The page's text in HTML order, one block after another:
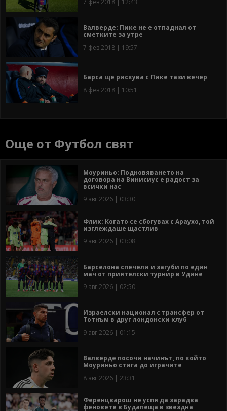
Валверде: Пике не е отпаднал от
сметките за утре
7 фев 2018 | 19:57
Барса ще рискува с Пике тази вечер
8 фев 2018 | 10:51
Още от Футбол свят
Моуриньо: Подновяването на
договора на Винисиус е радост за
всички нас
9 авг 2026 | 03:30
Флик: Когато се сбогувах с Араухо, той
изглеждаше щастлив
9 авг 2026 | 03:08
Барселона спечели и загуби по един
мач от приятелски турнир в Удине
9 авг 2026 | 02:50
Израелски национал с трансфер от
Тотнъм в друг лондонски клуб
9 авг 2026 | 01:15
Валверде посочи начинът, по който
Моуриньо стига до играчите
8 авг 2026 | 23:31
Ференцварош не успя да зарадва
феновете в Будапеща в звездна